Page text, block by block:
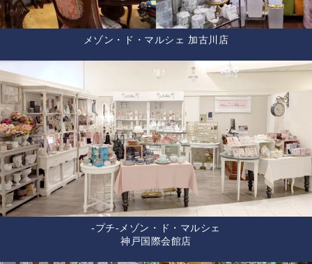
メゾン・ド・マルシェ 加古川店
-プチ-メゾン・ド・マルシェ
神戸国際会館店